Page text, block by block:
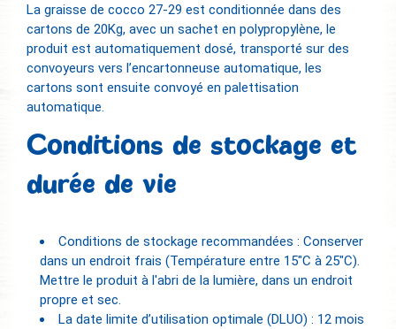
La graisse de cocco 27-29 est conditionnée dans des
cartons de 20Kg, avec un sachet en polypropylène, le
produit est automatiquement dosé, transporté sur des
convoyeurs vers l’encartonneuse automatique, les
cartons sont ensuite convoyé en palettisation
automatique.
Conditions de stockage et
durée de vie
Conditions de stockage recommandées : Conserver
dans un endroit frais (Température entre 15"C à 25"C).
Mettre le produit à l'abri de la lumière, dans un endroit
propre et sec.
La date limite d’utilisation optimale (DLUO) : 12 mois